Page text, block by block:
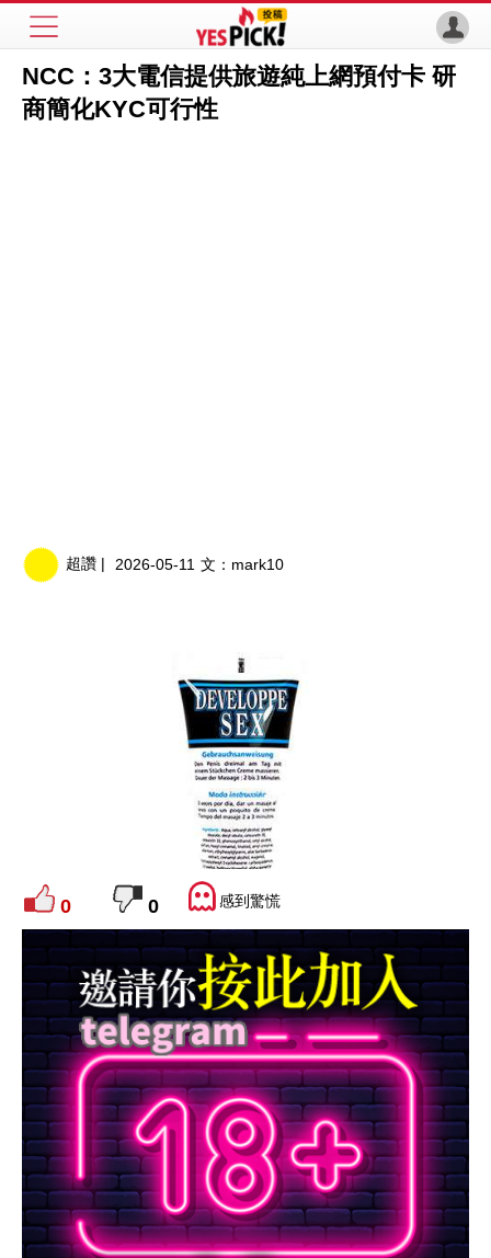
NCC：3大電信提供旅遊純上網預付卡 研
商簡化KYC可行性
超讚 | 2026-05-11 文： mark10
0 0 感到驚慌